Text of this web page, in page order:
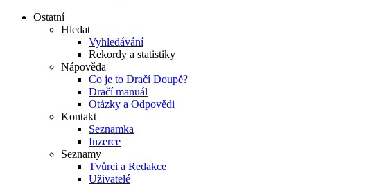
Ostatní
Hledat
Vyhledávání
Rekordy a statistiky
Nápověda
Co je to Dračí Doupě?
Dračí manuál
Otázky a Odpovědi
Kontakt
Seznamka
Inzerce
Seznamy
Tvůrci a Redakce
Uživatelé